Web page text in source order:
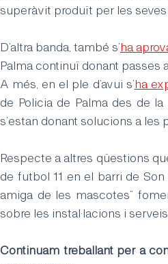
superàvit produït per les seves
D’altra banda, també s’ha
Palma continuï donant passes
A més, en el ple d’avui s’ha
de Policia de Palma des de
s’estan donant solucions a
Respecte a altres qüestions
de futbol 11 en el barri de
amiga de les mascotes”
sobre les instal·lacions i
Continuam treballant per a